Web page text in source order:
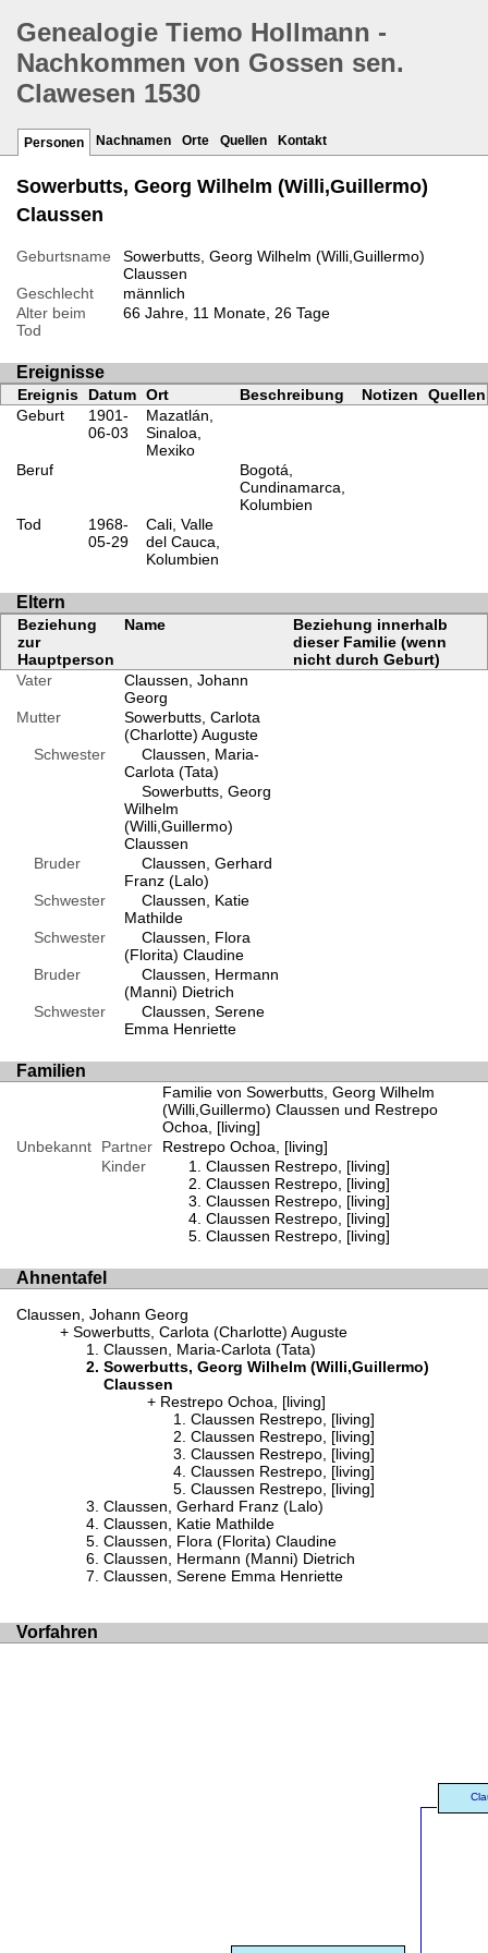
Genealogie Tiemo Hollmann -
Nachkommen von Gossen sen.
Clawesen 1530
Personen Nachnamen Orte Quellen Kontakt
Sowerbutts, Georg Wilhelm (Willi,Guillermo)
Claussen
Geburtsname
Sowerbutts, Georg Wilhelm (Willi,Guillermo)
Claussen
Geschlecht
männlich
Alter beim
Tod
66 Jahre, 11 Monate, 26 Tage
Ereignisse
Ereignis Datum Ort Beschreibung Notizen
Quellen
Geburt
1901-
06-03
Mazatlán,
Sinaloa,
Mexiko
Beruf
Bogotá,
Cundinamarca,
Kolumbien
Tod
1968-
05-29
Cali, Valle
del Cauca,
Kolumbien
Eltern
Beziehung
zur
Hauptperson
Name
Beziehung innerhalb
dieser Familie (wenn
nicht durch Geburt)
Vater
Claussen, Johann
Georg
Mutter
Sowerbutts, Carlota
(Charlotte) Auguste
Schwester
Claussen, Maria-
Carlota (Tata)
Sowerbutts, Georg
Wilhelm
(Willi,Guillermo)
Claussen
Bruder
Claussen, Gerhard
Franz (Lalo)
Schwester
Claussen, Katie
Mathilde
Schwester
Claussen, Flora
(Florita) Claudine
Bruder
Claussen, Hermann
(Manni) Dietrich
Schwester
Claussen, Serene
Emma Henriette
Familien
Familie von Sowerbutts, Georg Wilhelm
(Willi,Guillermo) Claussen und Restrepo
Ochoa, [living]
Unbekannt
Partner
Restrepo Ochoa, [living]
Kinder
Claussen Restrepo, [living]
Claussen Restrepo, [living]
Claussen Restrepo, [living]
Claussen Restrepo, [living]
Claussen Restrepo, [living]
Ahnentafel
Claussen, Johann Georg
Sowerbutts, Carlota (Charlotte) Auguste
Claussen, Maria-Carlota (Tata)
Sowerbutts, Georg Wilhelm (Willi,Guillermo)
Claussen
Restrepo Ochoa, [living]
Claussen Restrepo, [living]
Claussen Restrepo, [living]
Claussen Restrepo, [living]
Claussen Restrepo, [living]
Claussen Restrepo, [living]
Claussen, Gerhard Franz (Lalo)
Claussen, Katie Mathilde
Claussen, Flora (Florita) Claudine
Claussen, Hermann (Manni) Dietrich
Claussen, Serene Emma Henriette
Vorfahren